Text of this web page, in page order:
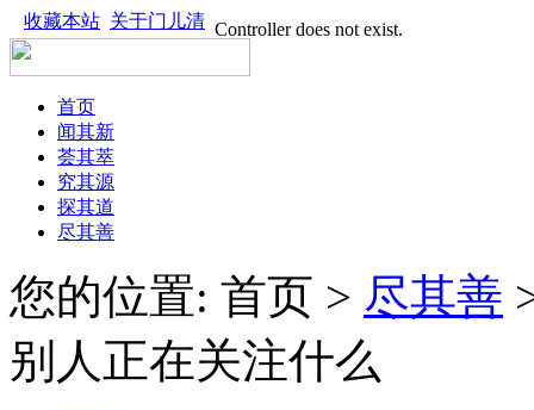
收藏本站 关于门儿清
首页
闻其新
荟其萃
究其源
探其道
尽其善
您的位置: 首页 > 尽其善
别人正在关注什么